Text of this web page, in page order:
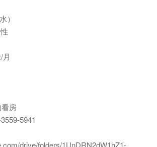
）
房
5941
drive/folders/1UnDRN2dW1hZ1-